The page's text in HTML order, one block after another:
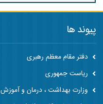
پیوند ها
دفتر مقام معظم رهبری
ریاست جمهوری
وزارت بهداشت ، درمان و آموزش